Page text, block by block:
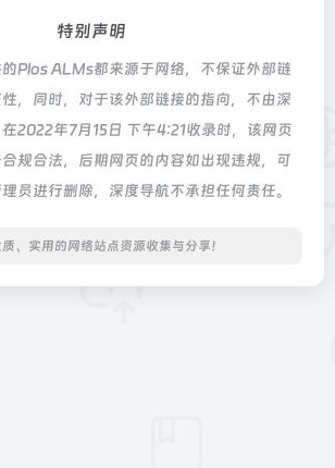
特别声明
Plos ALMs都来源于网络，不保证外部链
，同时，对于该外部链接的指向，不由深
2022年7月15日 下午4:21收录时，该网页
合规合法，后期网页的内容如出现违规，可
员进行删除，深度导航不承担任何责任。
、实用的网络站点资源收集与分享！